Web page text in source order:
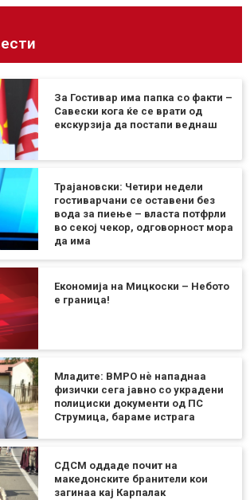
За Гостивар има папка со факти –
Савески кога ќе се врати од
екскурзија да постапи веднаш
Трајановски: Четири недели
гостиварчани се оставени без
вода за пиење – власта потфрли
во секој чекор, одговорност мора
да има
Економија на Мицкоски – Небото
е граница!
Младите: ВМРО нè нападнаа
физички сега јавно со украдени
полициски документи од ПС
Струмица, бараме истрага
СДСМ оддаде почит на
македонските бранители кои
загинаа кај Карпалак